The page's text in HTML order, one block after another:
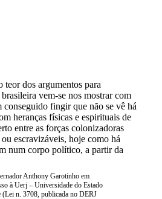
teor dos argumentos para
vem-se nos mostrar com
conseguido fingir que não se vê há
heranças físicas e espirituais de
entre as forças colonizadoras
escravizáveis, hoje como há
num corpo político, a partir da
Anthony Garotinho em
à Uerj – Universidade do Estado
(Lei n. 3708, publicada no DERJ